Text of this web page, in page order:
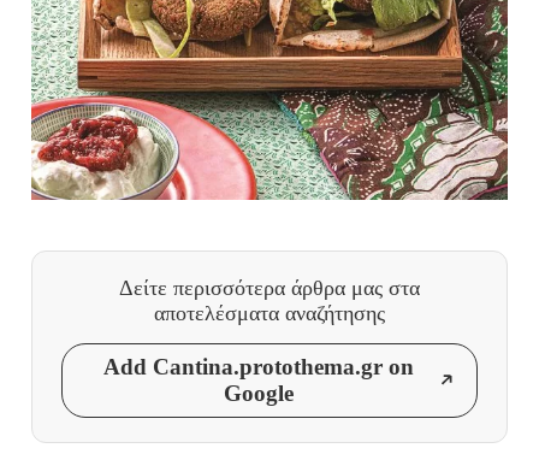
Δείτε περισσότερα άρθρα μας στα
αποτελέσματα αναζήτησης
Add Cantina.protothema.gr on
Google